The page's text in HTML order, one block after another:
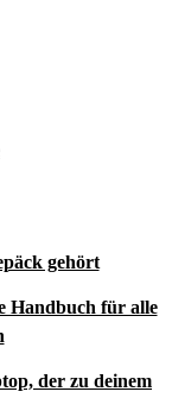
gehört
Handbuch für alle
der zu deinem